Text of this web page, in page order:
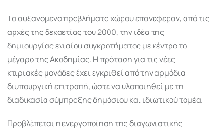
Τα αυξανόμενα προβλήματα χώρου επανέφεραν, από τις
αρχές της δεκαετίας του 2000, την ιδέα της
δημιουργίας ενιαίου συγκροτήματος με κέντρο το
μέγαρο της Ακαδημίας. Η πρόταση για τις νέες
κτιριακές μονάδες έχει εγκριθεί από την αρμόδια
διυπουργική επιτροπή, ώστε να υλοποιηθεί με τη
διαδικασία σύμπραξης δημόσιου και ιδιωτικού τομέα.
Προβλέπεται η ενεργοποίηση της διαγωνιστικής